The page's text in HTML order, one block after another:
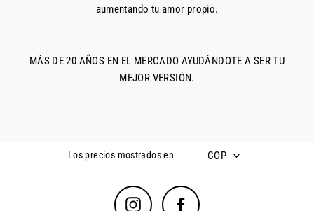
aumentando tu amor propio.
MÁS DE 20 AÑOS EN EL MERCADO AYUDÁNDOTE A SER TU
MEJOR VERSIÓN.
Los precios mostrados en COP
Instagram Facebook